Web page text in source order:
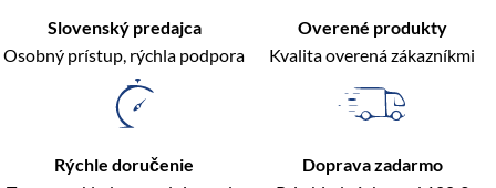
Slovenský predajca
Osobný prístup, rýchla podpora
Overené produkty
Kvalita overená zákazníkmi
Rýchle doručenie
Doprava zadarmo